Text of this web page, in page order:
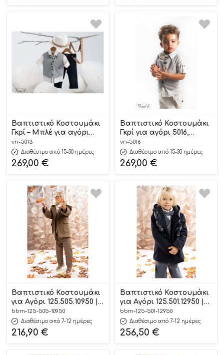
Βαπτιστικό Κοστουμάκι
Γκρί – Μπλέ για αγόρι
5013, Vinteli
vn-5013
Διαθέσιμο από 15-30 ημέρες
269,00 €
Βαπτιστικό Κοστουμάκι
Γκρί για αγόρι 5016,
Vinteli
vn-5016
Διαθέσιμο από 15-30 ημέρες
269,00 €
Βαπτιστικό Κοστουμάκι
για Αγόρι 125.505.10950 |
Baby Bloom
bbm-125-505-10950
Διαθέσιμο από 7-12 ημέρες
216,90 €
Βαπτιστικό Κοστουμάκι
για Αγόρι 125.501.12950 |
Baby Bloom
bbm-125-501-12950
Διαθέσιμο από 7-12 ημέρες
256,50 €